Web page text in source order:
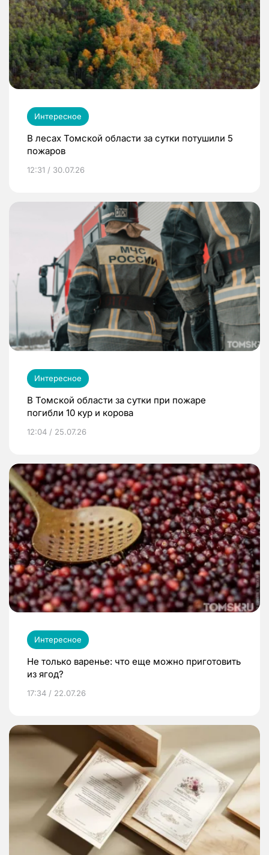
Интересное
В лесах Томской области за сутки потушили 5
пожаров
12:31 / 30.07.26
Интересное
В Томской области за сутки при пожаре
погибли 10 кур и корова
12:04 / 25.07.26
Интересное
Не только варенье: что еще можно приготовить
из ягод?
17:34 / 22.07.26